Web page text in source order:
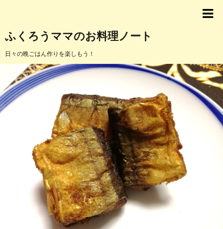
ふくろうママのお料理ノート
日々の晩ごはん作りを楽しもう！